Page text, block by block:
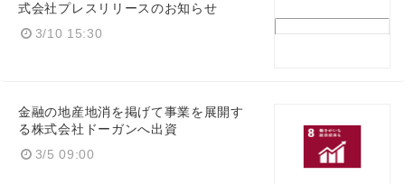
式会社プレスリリースのお知らせ
3/10 15:30
金融の地産地消を掲げて事業を展開す
る株式会社ドーガンへ出資
3/5 09:00